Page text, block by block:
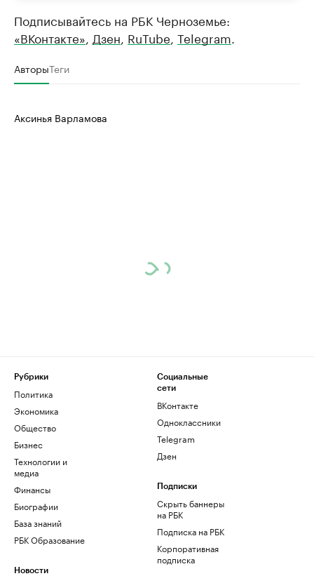
Подписывайтесь на РБК Черноземье:
«ВКонтакте», Дзен, RuTube, Telegram.
АвторыТеги
Аксинья Варламова
Рубрики
Политика
Экономика
Общество
Бизнес
Технологии и
медиа
Финансы
Биографии
База знаний
РБК Образование
Новости
Социальные
сети
ВКонтакте
Одноклассники
Telegram
Дзен
Подписки
Скрыть баннеры
на РБК
Подписка на РБК
Корпоративная
подписка